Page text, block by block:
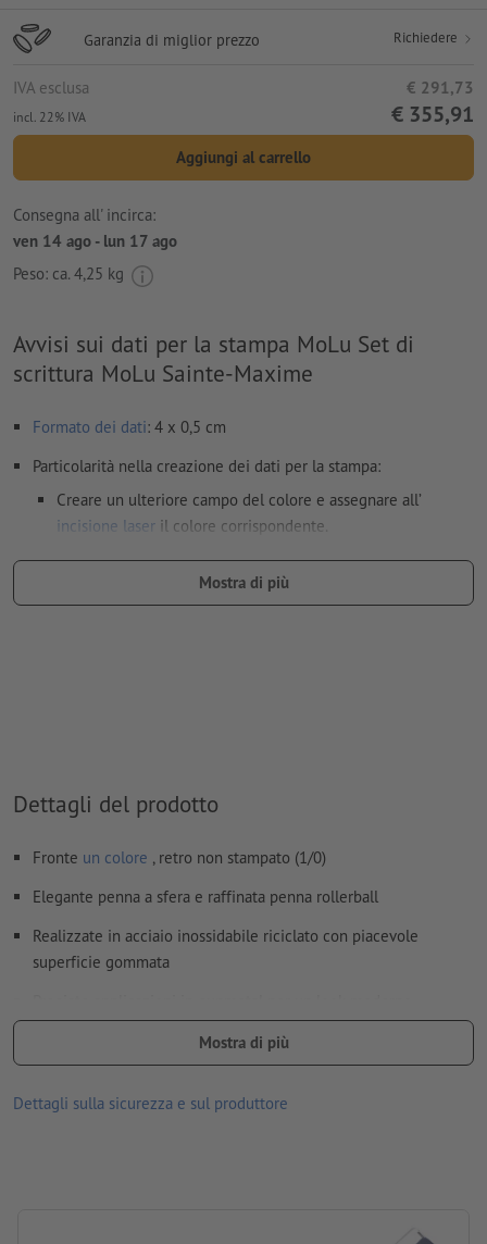
Garanzia di miglior prezzo Richiedere
IVA esclusa € 291,73
incl. 22% IVA € 355,91
Aggiungi al carrello
Consegna all' incirca:
ven 14 ago - lun 17 ago
Peso: ca. 4,25 kg
Avvisi sui dati per la stampa MoLu Set di
scrittura MoLu Sainte-Maxime
Formato dei dati: 4 x 0,5 cm
Particolarità nella creazione dei dati per la stampa:
Creare un ulteriore campo del colore e assegnare all’
incisione laser il colore corrispondente.
denominazione del campo del colore: “Laser”
sono ritenuti idonei
dati vettoriali si trovano nel nostro Centro assistenza.
Non correggiamo errori di ortografia e sintassi
Come si creano correttamente i dati di stampa?
Mostra di più
Dettagli del prodotto
Fronte un colore , retro non stampato (1/0)
Elegante penna a sfera e raffinata penna rollerball
Realizzate in acciaio inossidabile riciclato con piacevole
superficie gommata
Posizionamento discreto a destra della clip su entrambi gli
strumenti di scrittura
Ti ricordiamo che i colori mostrati o la finitura sullo schermo
Mostra di più
Dettagli sulla sicurezza e sul produttore